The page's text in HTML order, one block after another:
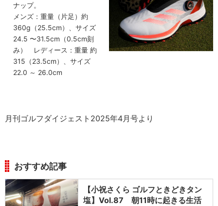
ナップ。
メンズ：重量（片足）約
360g（25.5cm）、サイズ
24.5 〜31.5cm（0.5cm刻
み） レディース：重量 約
315（23.5cm）、サイズ
22.0 ～ 26.0cm
月刊ゴルフダイジェスト2025年4月号より
おすすめ記事
【小祝さくら ゴルフときどきタン
塩】Vol.87 朝11時に起きる生活